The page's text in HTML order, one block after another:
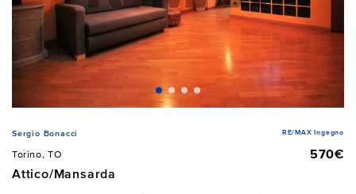
Sergio Bonacci RE/MAX Ingegno
Torino, TO
570€
Attico/Mansarda